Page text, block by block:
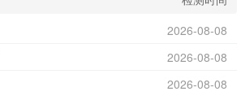
2026-08-08
2026-08-08
2026-08-08